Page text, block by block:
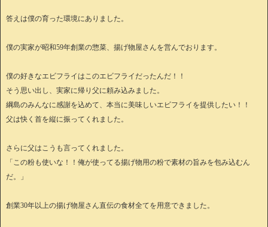
答えは僕の育った環境にありました。
僕の実家が昭和59年創業の惣菜、揚げ物屋さんを営んでおります。
僕の好きなエビフライはこのエビフライだったんだ！！
そう思い出し、実家に帰り父に頼み込みました。
綱島のみんなに感謝を込めて、本当に美味しいエビフライを提供したい！！
父は快く首を縦に振ってくれました。
さらに父はこうも言ってくれました。
「この粉も使いな！！俺が使ってる揚げ物用の粉で素材の旨みを包み込むん
だ。」
創業30年以上の揚げ物屋さん直伝の食材全てを用意できました。